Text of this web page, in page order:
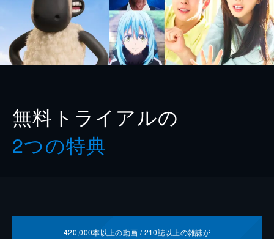
無料トライアルの
2つの特典
420,000本以上の動画 /210誌以上の雑誌が